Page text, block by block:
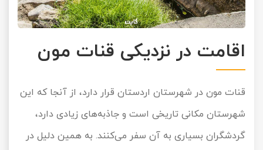
اقامت در نزدیکی قنات مون
قنات مون در شهرستان اردستان قرار دارد، از آنجا که این
شهرستان مکانی تاریخی است و جاذبه‌های زیادی دارد،
گردشگران بسیاری به آن سفر می‌کنند. به همین دلیل در